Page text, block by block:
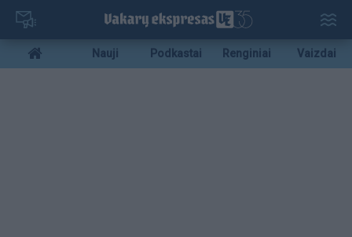
Pereiti
pagrindinį
turinį
Mobile
menu
Nauji Podkastai Renginiai Vaizdai